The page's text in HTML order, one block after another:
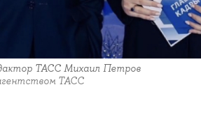
ТАСС Михаил Петров
ТАСС